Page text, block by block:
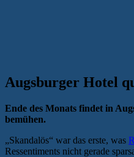
Augsburger Hotel
Ende des Monats findet in
bemühen.
„Skandalös“ war das erste, was
Ressentiments nicht gerade